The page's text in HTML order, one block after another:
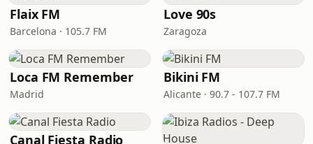
Flaix FM
Barcelona · 105.7 FM
Love 90s
Zaragoza
Loca FM Remember
Madrid
Bikini FM
Alicante · 90.7 - 107.7 FM
Canal Fiesta Radio